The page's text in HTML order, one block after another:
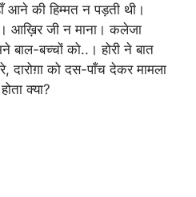
आने की हिम्मत न पड़ती थी।
आख़िर जी न माना। कलेजा
बच्चों को..। होरी ने बात
को दस-पाँच देकर मामला
क्या?